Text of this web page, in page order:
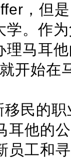
，但
学。作
理马耳
开始在
民的
耳他的
员工和